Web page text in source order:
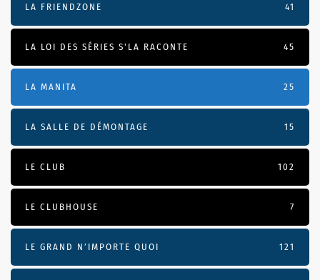
LA FRIENDZONE 41
LA LOI DES SÉRIES S'LA RACONTE 45
LA MANITA 25
LA SALLE DE DÉMONTAGE 15
LE CLUB 102
LE CLUBHOUSE 7
LE GRAND N’IMPORTE QUOI 121